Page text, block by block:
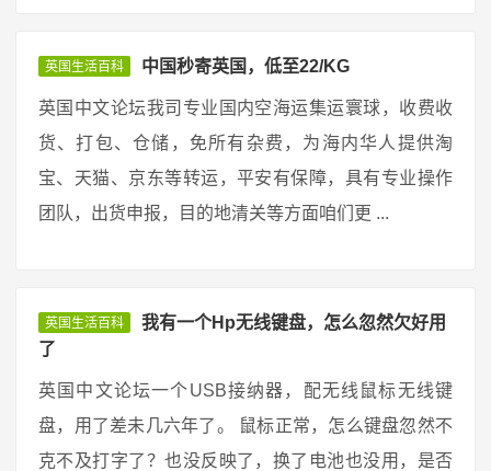
英国生活百科 中国秒寄英国，低至22/KG
英国中文论坛我司专业国内空海运集运寰球，收费收
货、打包、仓储，免所有杂费，为海内华人提供淘
宝、天猫、京东等转运，平安有保障，具有专业操作
团队，出货申报，目的地清关等方面咱们更 ...
英国生活百科
我有一个Hp无线键盘，怎么忽然欠好用
了
英国中文论坛一个USB接纳器，配无线鼠标无线键
盘，用了差未几六年了。 鼠标正常，怎么键盘忽然不
克不及打字了？也没反映了，换了电池也没用，是否